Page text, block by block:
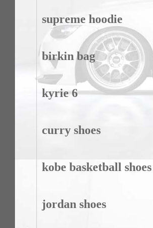
supreme hoodie
birkin bag
kyrie 6
curry shoes
kobe basketball shoes
jordan shoes